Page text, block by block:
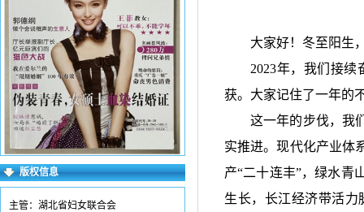
版权信息
主管：湖北省妇女联合会
大家好！冬至阳生
2023年，我们接
获。大家记住了一年的
这一年的步伐，我
实推进。现代化产业体
产“二十连丰”，绿水青
生长，长江经济带活